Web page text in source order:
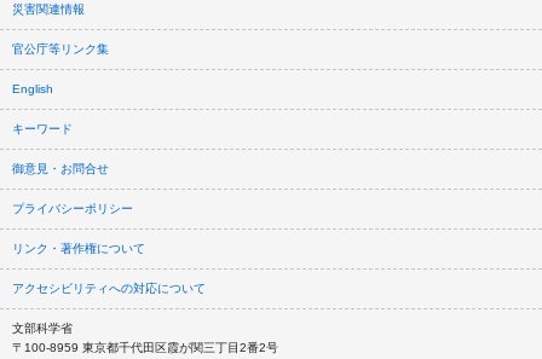
災害関連情報
官公庁等リンク集
English
キーワード
御意見・お問合せ
プライバシーポリシー
リンク・著作権について
アクセシビリティへの対応について
文部科学省
〒100-8959 東京都千代田区霞が関三丁目2番2号